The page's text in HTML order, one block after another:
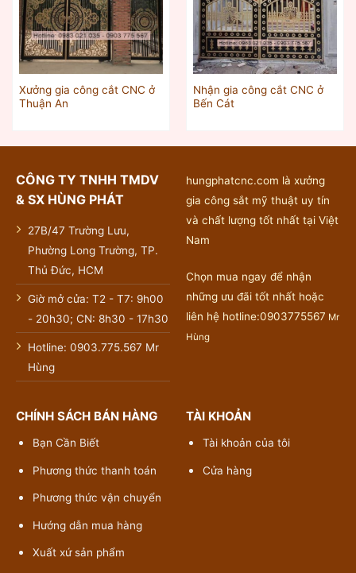
Xưởng gia công cắt CNC ở
Thuận An
Nhận gia công cắt CNC ở
Bến Cát
CÔNG TY TNHH TMDV
& SX HÙNG PHÁT
27B/47 Trường Lưu,
Phường Long Trường, TP.
Thủ Đức, HCM
Giờ mở cửa: T2 - T7: 9h00
- 20h30; CN: 8h30 - 17h30
Hotline: 0903.775.567 Mr
Hùng
hungphatcnc.com là xưởng
gia công sắt mỹ thuật uy tín
và chất lượng tốt nhất tại Việt
Nam
Chọn mua ngay để nhận
những ưu đãi tốt nhất hoặc
liên hệ hotline:0903775567 Mr
Hùng
CHÍNH SÁCH BÁN HÀNG
Bạn Cần Biết
Phương thức thanh toán
Phương thức vận chuyển
Hướng dẫn mua hàng
Xuất xứ sản phẩm
TÀI KHOẢN
Tài khoản của tôi
Cửa hàng